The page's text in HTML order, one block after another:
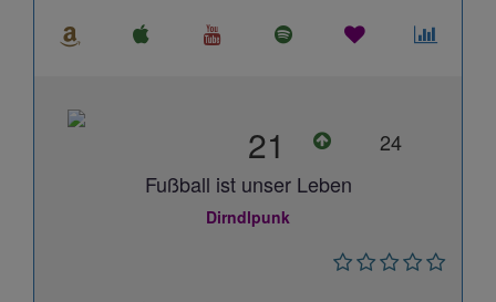
21
24
Fußball ist unser Leben
Dirndlpunk